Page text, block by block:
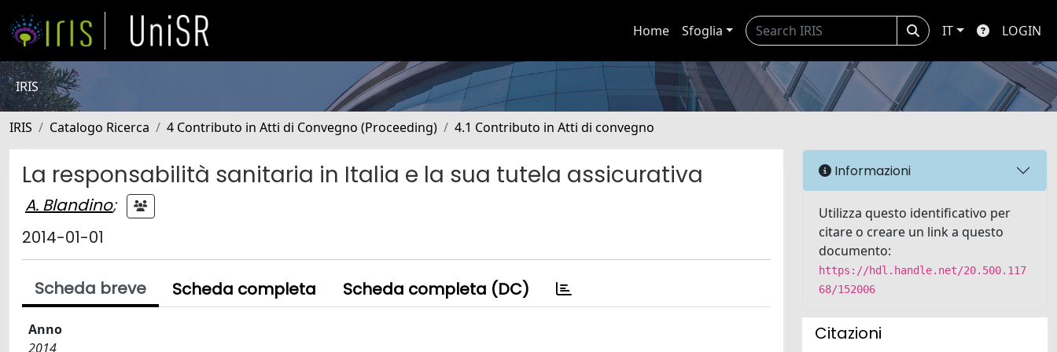
Home Sfoglia IT LOGIN
IRIS
IRIS Catalogo Ricerca 4 Contributo in Atti di Convegno (Proceeding) 4.1 Contributo in Atti di convegno
La responsabilità sanitaria in Italia e la sua tutela assicurativa
A. Blandino;
2014-01-01
Scheda breve Scheda completa Scheda completa (DC)
Anno
2014
Informazioni
Utilizza questo identificativo per
citare o creare un link a questo
documento:
https://hdl.handle.net/20.500.117
68/152006
Citazioni